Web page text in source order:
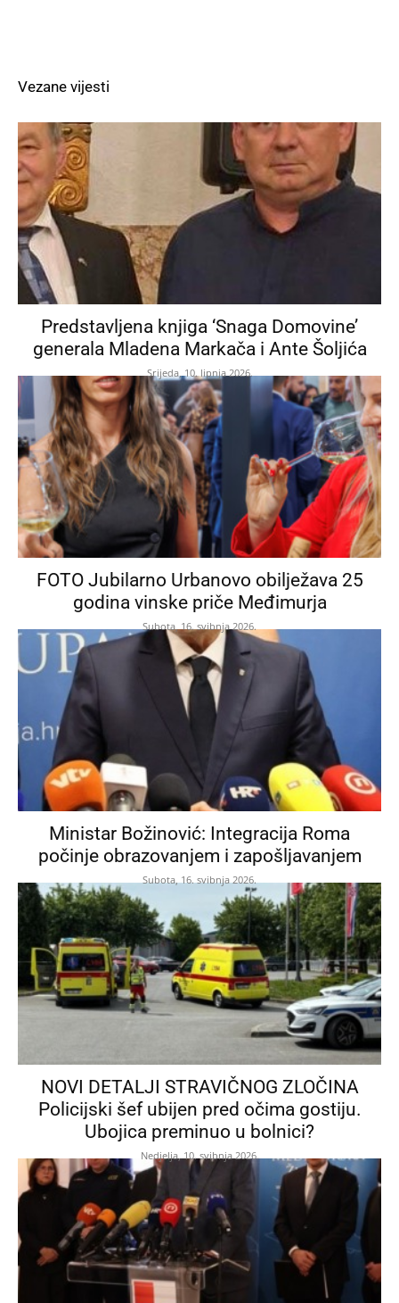
Vezane vijesti
Predstavljena knjiga ‘Snaga Domovine’
generala Mladena Markača i Ante Šoljića
Srijeda, 10. lipnja 2026.
FOTO Jubilarno Urbanovo obilježava 25
godina vinske priče Međimurja
Subota, 16. svibnja 2026.
Ministar Božinović: Integracija Roma
počinje obrazovanjem i zapošljavanjem
Subota, 16. svibnja 2026.
NOVI DETALJI STRAVIČNOG ZLOČINA
Policijski šef ubijen pred očima gostiju.
Ubojica preminuo u bolnici?
Nedjelja, 10. svibnja 2026.